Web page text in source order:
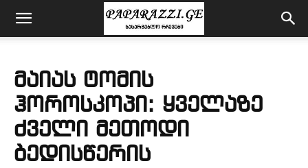
მაიას ტომის
ჰოროსკოპი: ყველაზე
ძველი მეთოდი
ბედისწერის